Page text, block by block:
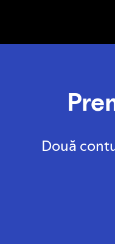
Două